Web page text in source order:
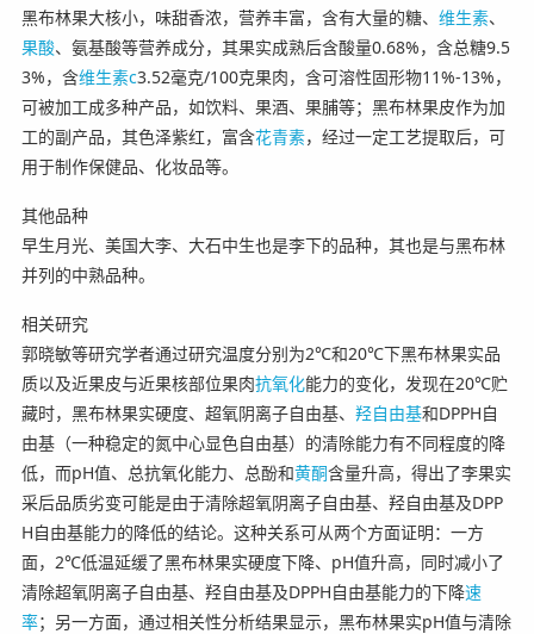
黑布林果大核小，味甜香浓，营养丰富，含有大量的糖、 维生素、
果酸、氨基酸等营养成分，其果实成熟后含酸量0.68%，含总糖9.5
3%，含维生素c3.52毫克/100克果肉，含可溶性固形物11%-13%，
可被加工成多种产品，如饮料、果酒、果脯等；黑布林果皮作为加
工的副产品，其色泽紫红，富含花青素，经过一定工艺提取后，可
用于制作保健品、化妆品等。
其他品种
早生月光、美国大李、大石中生也是李下的品种，其也是与黑布林
并列的中熟品种。
相关研究
郭晓敏等研究学者通过研究温度分别为2℃和20℃下黑布林果实品
质以及近果皮与近果核部位果肉抗氧化能力的变化，发现在20℃贮
藏时，黑布林果实硬度、超氧阴离子自由基、 羟自由基和DPPH自
由基（一种稳定的氮中心显色自由基）的清除能力有不同程度的降
低，而pH值、总抗氧化能力、总酚和黄酮含量升高，得出了李果实
采后品质劣变可能是由于清除超氧阴离子自由基、羟自由基及DPP
H自由基能力的降低的结论。这种关系可从两个方面证明：一方
面，2℃低温延缓了黑布林果实硬度下降、pH值升高，同时减小了
清除超氧阴离子自由基、羟自由基及DPPH自由基能力的下降速
率；另一方面，通过相关性分析结果显示，黑布林果实pH值与清除